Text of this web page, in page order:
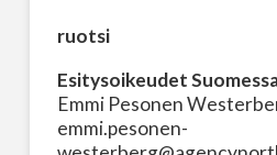
ruotsi
Esitysoikeudet
Emmi Pesonen
emmi.pesonen-